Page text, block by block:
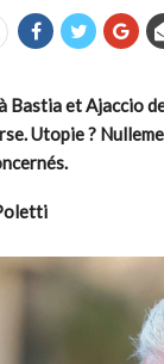
Bastia et Ajaccio
Utopie ?